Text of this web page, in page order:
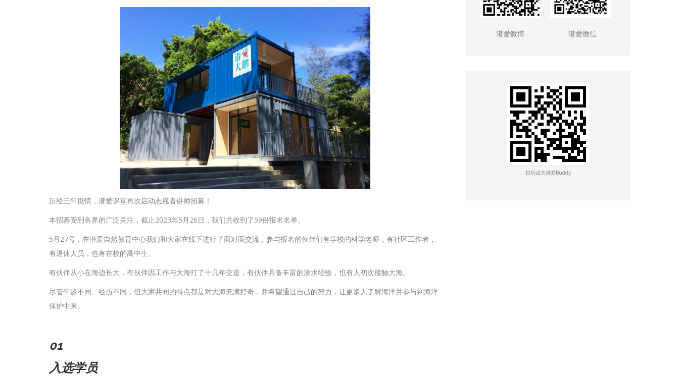
历经三年疫情，潜爱课堂再次启动志愿者讲师招募！
本招募受到各界的广泛关注，截止2023年5月26日，我们共收到了59份报名名单。
5月27号，在潜爱自然教育中心我们和大家在线下进行了面对面交流，参与报名的伙伴们有学校的科学老师，有社区工作者，
有退休人员，也有在校的高中生。
有伙伴从小在海边长大，有伙伴因工作与大海打了十几年交道，有伙伴具备丰富的潜水经验，也有人初次接触大海。
尽管年龄不同、经历不同，但大家共同的特点都是对大海充满好奇，并希望通过自己的努力，让更多人了解海洋并参与到海洋
保护中来。
01
入选学员
潜爱微博 潜爱微信
扫码成为潜爱Buddy